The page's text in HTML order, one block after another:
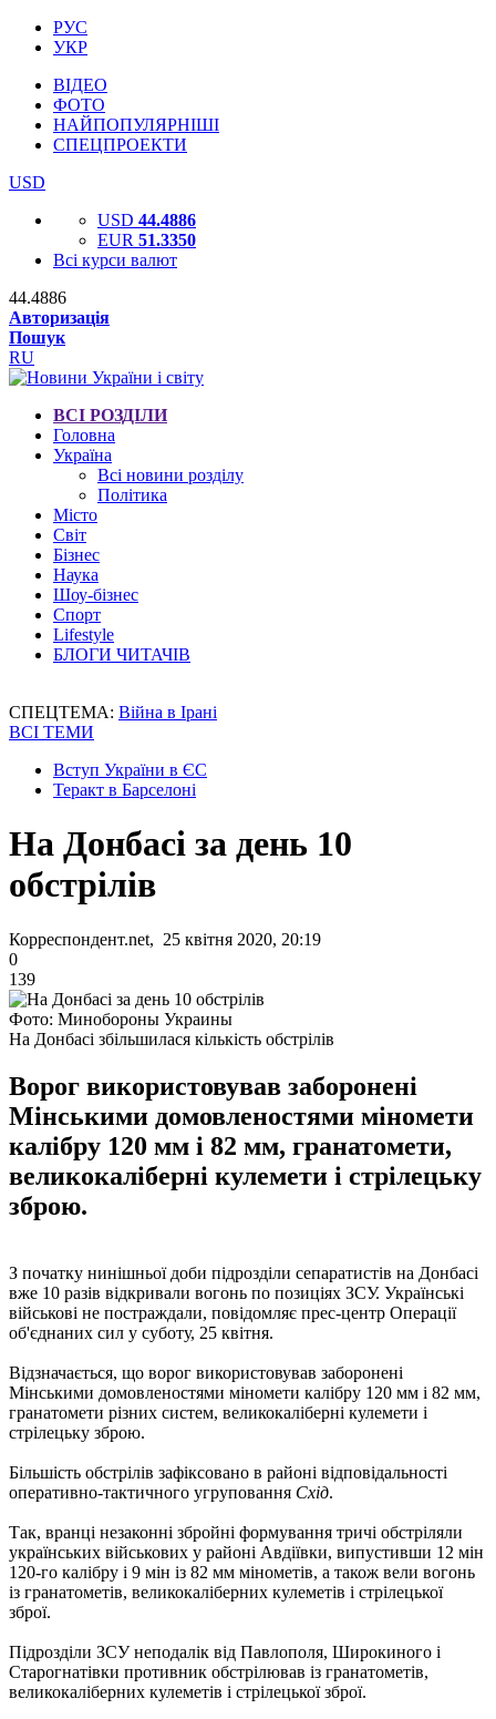
РУС
УКР
ВІДЕО
ФОТО
НАЙПОПУЛЯРНІШІ
СПЕЦПРОЕКТИ
USD
USD 44.4886
EUR 51.3350
Всі курси валют
44.4886
Авторизація
Пошук
RU
ВСІ РОЗДІЛИ
Головна
Україна
Всі новини розділу
Політика
Місто
Світ
Бізнес
Наука
Шоу-бізнес
Спорт
Lifestyle
БЛОГИ ЧИТАЧІВ
СПЕЦТЕМА: Війна в Ірані
ВСІ ТЕМИ
Вступ України в ЄС
Теракт в Барселоні
На Донбасі за день 10
обстрілів
Корреспондент.net, 25 квітня 2020, 20:19
0
139
Фото: Минобороны Украины
На Донбасі збільшилася кількість обстрілів
Ворог використовував заборонені
Мінськими домовленостями міномети
калібру 120 мм і 82 мм, гранатомети,
великокаліберні кулемети і стрілецьку
зброю.
З початку нинішньої доби підрозділи сепаратистів на Донбасі
вже 10 разів відкривали вогонь по позиціях ЗСУ. Українські
військові не постраждали, повідомляє прес-центр Операції
об'єднаних сил у суботу, 25 квітня.
Відзначається, що ворог використовував заборонені
Мінськими домовленостями міномети калібру 120 мм і 82 мм,
гранатомети різних систем, великокаліберні кулемети і
стрілецьку зброю.
Більшість обстрілів зафіксовано в районі відповідальності
оперативно-тактичного угруповання Схід.
Так, вранці незаконні збройні формування тричі обстріляли
українських військових у районі Авдіївки, випустивши 12 мін
120-го калібру і 9 мін із 82 мм мінометів, а також вели вогонь
із гранатометів, великокаліберних кулеметів і стрілецької
зброї.
Підрозділи ЗСУ неподалік від Павлополя, Широкиного і
Старогнатівки противник обстрілював із гранатометів,
великокаліберних кулеметів і стрілецької зброї.